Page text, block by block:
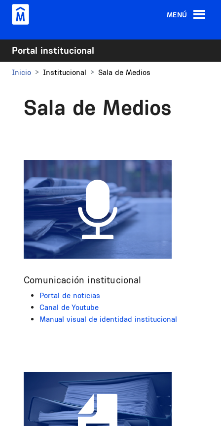
Pasar al contenido principal
MENÚ
Portal institucional
Inicio Institucional Sala de Medios
Sala de Medios
Comunicación institucional
Portal de noticias
Canal de Youtube
Manual visual de identidad institucional